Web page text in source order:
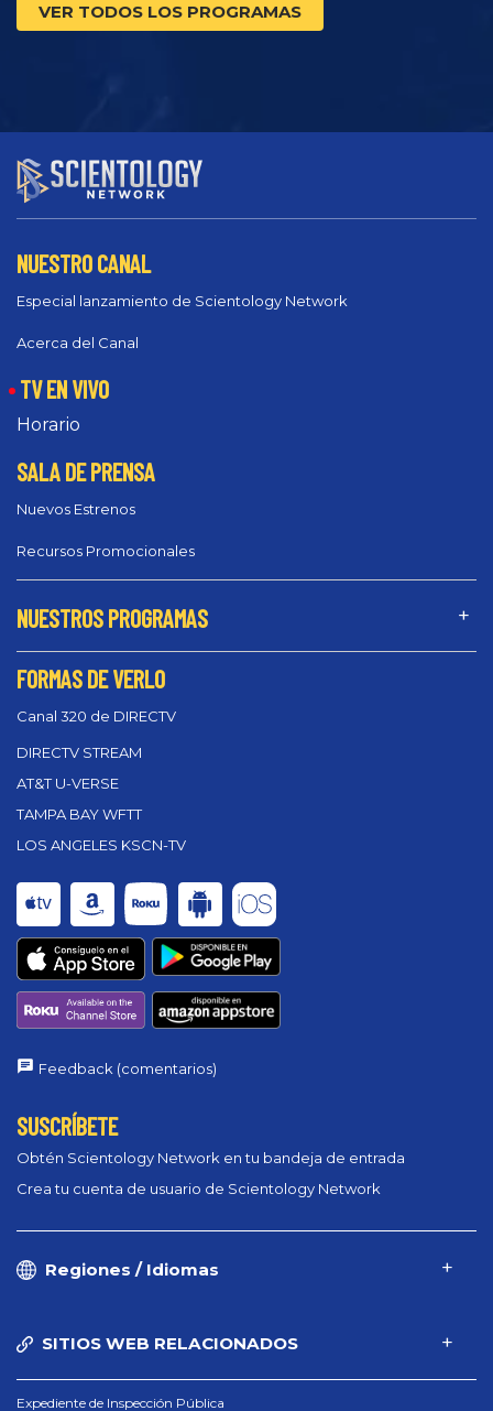
VER TODOS LOS PROGRAMAS
NUESTRO CANAL
Especial lanzamiento de Scientology Network
Acerca del Canal
TV EN VIVO
Horario
SALA DE PRENSA
Nuevos Estrenos
Recursos Promocionales
NUESTROS PROGRAMAS
FORMAS DE VERLO
Canal 320 de DIRECTV
DIRECTV STREAM
AT&T U-VERSE
TAMPA BAY WFTT
LOS ANGELES KSCN-TV
Feedback (comentarios)
SUSCRÍBETE
Obtén Scientology Network en tu bandeja de entrada
Crea tu cuenta de usuario de Scientology Network
Regiones / Idiomas
SITIOS WEB RELACIONADOS
Expediente de Inspección Pública